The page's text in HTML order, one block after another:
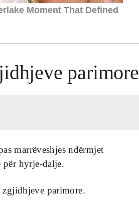
parimore
marrëveshjes ndërmjet
për hyrje-dalje.
parimore.